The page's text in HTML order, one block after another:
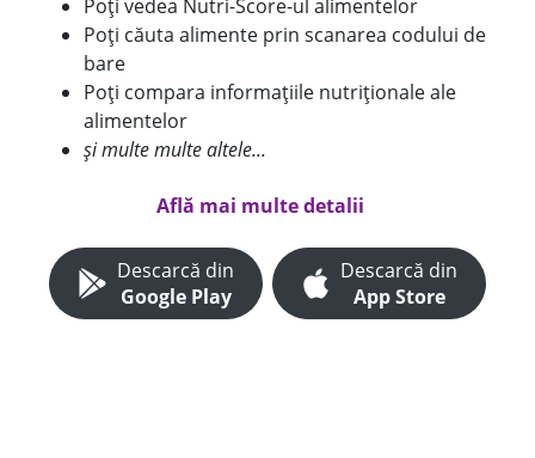
Poți vedea Nutri-Score-ul alimentelor
Poți căuta alimente prin scanarea codului de
bare
Poți compara informațiile nutriționale ale
alimentelor
și multe multe altele...
Află mai multe detalii
Descarcă din
Google Play
Descarcă din
App Store